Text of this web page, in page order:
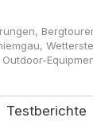
Testberichte